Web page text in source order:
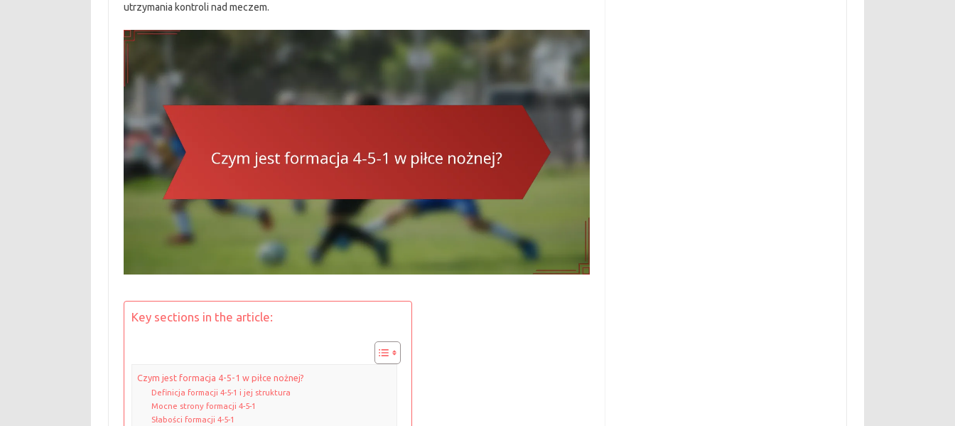
utrzymania kontroli nad meczem.
Key sections in the article:
Czym jest formacja 4-5-1 w piłce nożnej?
Definicja formacji 4-5-1 i jej struktura
Mocne strony formacji 4-5-1
Słabości formacji 4-5-1